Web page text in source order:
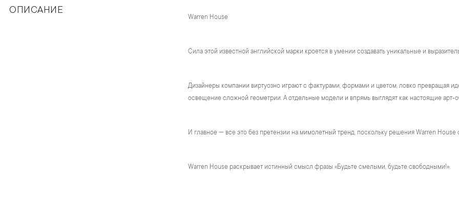
ОПИСАНИЕ
Warren House
Сила этой известной английской марки кроется в умении создавать уникальные и
Дизайнеры компании виртуозно играют с фактурами, формами и цветом, ловко превращая
освещение сложной геометрии. А отдельные модели и впрямь выглядят как настоящие арт-
И главное — все это без претензии на мимолетный тренд, поскольку решения Warren
Warren House раскрывает истинный смысл фразы «Будьте смелыми, будьте свободными!».